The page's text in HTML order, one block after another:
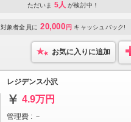
ただいま 5人 が検討中！
対象者全員に 20,000 円 キャッシュバック!
お気に入りに追加
レジデンス小沢
4.9万円
管理費 : －